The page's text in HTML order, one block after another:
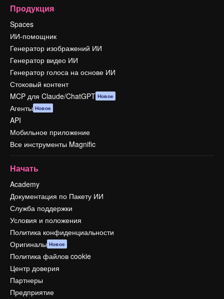
Продукция
Spaces
ИИ-помощник
Генератор изображений ИИ
Генератор видео ИИ
Генератор голоса на основе ИИ
Стоковый контент
MCP для Claude/ChatGPT Новое
Агенты Новое
API
Мобильное приложение
Все инструменты Magnific
Начать
Academy
Документация по Пакету ИИ
Служба поддержки
Условия и положения
Политика конфиденциальности
Оригиналы Новое
Политика файлов cookie
Центр доверия
Партнеры
Предприятие